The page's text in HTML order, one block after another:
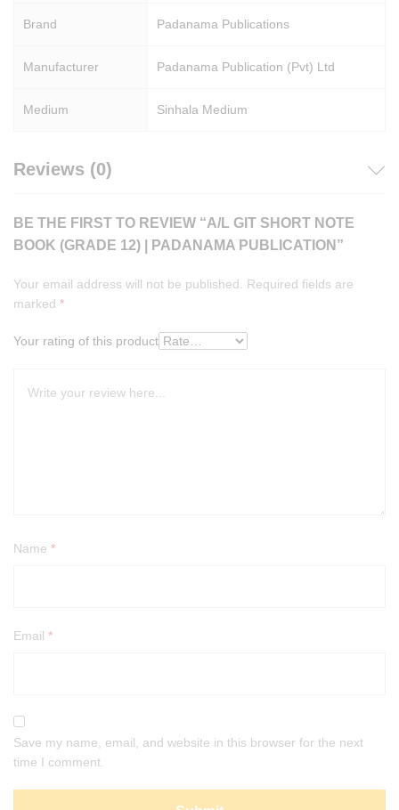
Brand Padanama Publications
Manufacturer Padanama Publication (Pvt) Ltd
Medium Sinhala Medium
Reviews (0)
BE THE FIRST TO REVIEW “A/L GIT SHORT NOTE
BOOK (GRADE 12) | PADANAMA PUBLICATION”
Your email address will not be published.
Required fields are
marked *
Your rating of this product
Name *
Email *
Save my name, email, and website in this browser for the next
time I comment.